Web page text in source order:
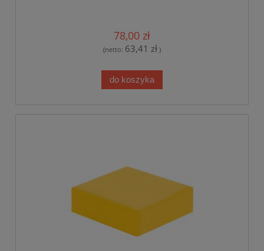
78,00 zł
(netto: 63,41 zł )
do koszyka